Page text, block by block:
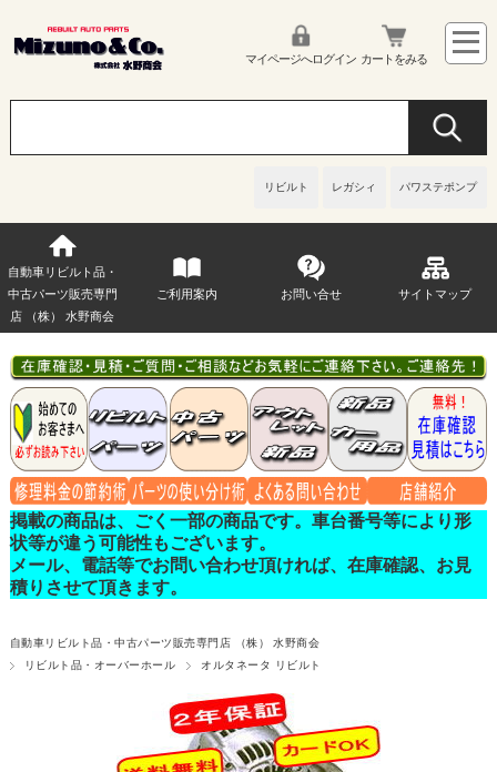
リビルト レガシィ パワステポンプ
マイページへログイン カートをみる
自動車リビルト品・
中古パーツ販売専門
店 （株） 水野商会
ご利用案内 お問い合せ サイトマップ
掲載の商品は、ごく一部の商品です。車台番号等により形
状等が違う可能性もございます。
メール、電話等でお問い合わせ頂ければ、在庫確認、お見
積りさせて頂きます。
自動車リビルト品・中古パーツ販売専門店 （株） 水野商会
リビルト品・オーバーホール
オルタネータ リビルト